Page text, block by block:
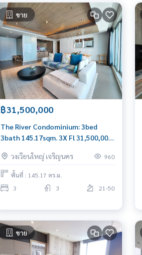
ขาย
฿31,500,000
The River Condominium: 3bed
3bath 145.17sqm. 3X Fl 31,500,000
วงเวียนใหญ่ เจริญนคร
960
พื้นที่ : 145.17 ตร.ม.
3
3 21-50
ขาย